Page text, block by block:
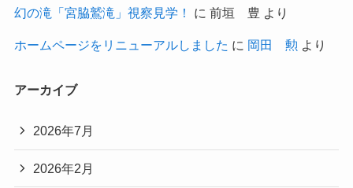
幻の滝「宮脇鷲滝」視察見学！ に 前垣 豊 より
ホームページをリニューアルしました に 岡田 勲 より
アーカイブ
2026年7月
2026年2月